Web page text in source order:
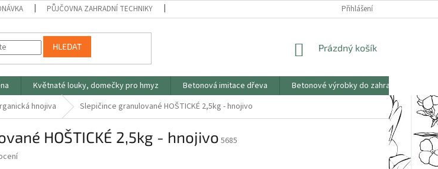
PŮJČOVNA ZAHRADNÍ TECHNIKY PODMÍNKY OCHRANY
Přihlášení
HLEDAT
NÁKUPNÍ
Prázdný košík
Květnaté louky, domečky pro hmyz Betonová imitace dřeva Betonové výrobky do zahrad
hnojiva Slepičince granulované HOŠTICKÉ 2,5kg - hnojivo
HOŠTICKÉ 2,5kg - hnojivo5685